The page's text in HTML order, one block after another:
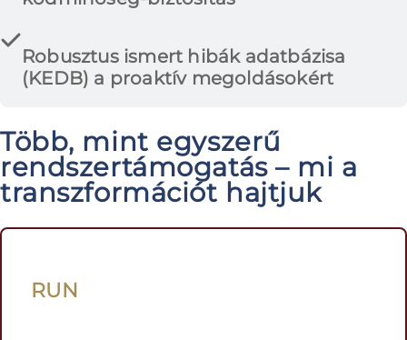
Robusztus ismert hibák adatbázisa
(KEDB) a proaktív megoldásokért
Több, mint egyszerű
rendszer­támogatás – mi a
transzformációt hajtjuk
RUN